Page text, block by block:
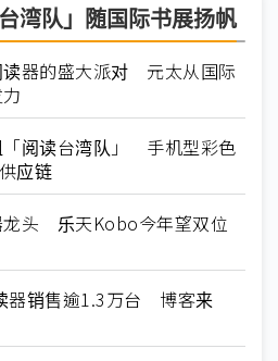
湾队」随国际书展扬帆
读器的盛大派对 元太从国际
「阅读台湾队」 手机型彩色
应链
龙头 乐天Kobo今年望双位
器销售逾1.3万台 博客来